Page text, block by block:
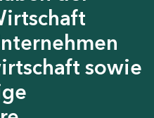
sowie